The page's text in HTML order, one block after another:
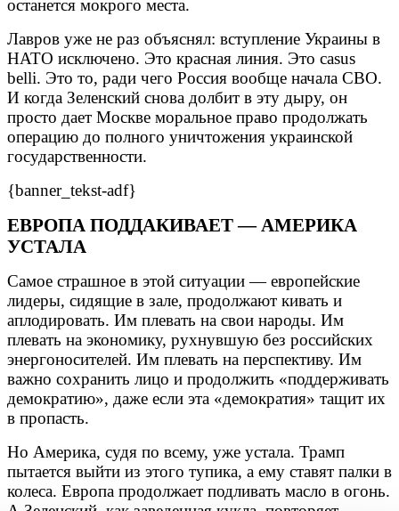
останется мокрого места.
Лавров уже не раз объяснял: вступление Украины в
НАТО исключено. Это красная линия. Это casus
belli. Это то, ради чего Россия вообще начала СВО.
И когда Зеленский снова долбит в эту дыру, он
просто дает Москве моральное право продолжать
операцию до полного уничтожения украинской
государственности.
{banner_tekst-adf}
ЕВРОПА ПОДДАКИВАЕТ — АМЕРИКА
УСТАЛА
Самое страшное в этой ситуации — европейские
лидеры, сидящие в зале, продолжают кивать и
аплодировать. Им плевать на свои народы. Им
плевать на экономику, рухнувшую без российских
энергоносителей. Им плевать на перспективу. Им
важно сохранить лицо и продолжить «поддерживать
демократию», даже если эта «демократия» тащит их
в пропасть.
Но Америка, судя по всему, уже устала. Трамп
пытается выйти из этого тупика, а ему ставят палки в
колеса. Европа продолжает подливать масло в огонь.